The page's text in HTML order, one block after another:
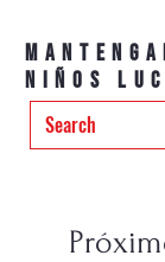
niños